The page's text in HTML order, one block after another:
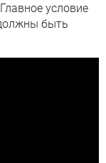
условие
быть